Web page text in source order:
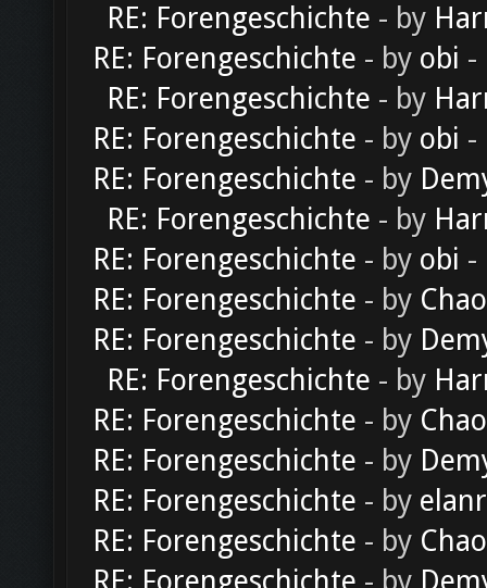
RE: Forengeschichte - by
RE: Forengeschichte - by obi -
RE: Forengeschichte - by
RE: Forengeschichte - by obi -
RE: Forengeschichte - by
RE: Forengeschichte - by
RE: Forengeschichte - by obi -
RE: Forengeschichte - by
RE: Forengeschichte - by
RE: Forengeschichte - by
RE: Forengeschichte - by
RE: Forengeschichte - by
RE: Forengeschichte - by
RE: Forengeschichte - by